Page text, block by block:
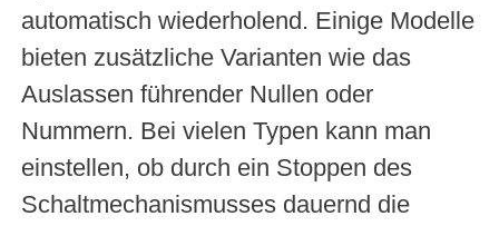
automatisch wiederholend. Einige Modelle
bieten zusätzliche Varianten wie das
Auslassen führender Nullen oder
Nummern. Bei vielen Typen kann man
einstellen, ob durch ein Stoppen des
Schaltmechanismusses dauernd die